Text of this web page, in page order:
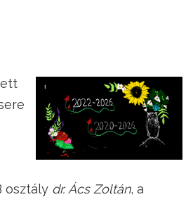
osztály dr. Ács Zoltán, a